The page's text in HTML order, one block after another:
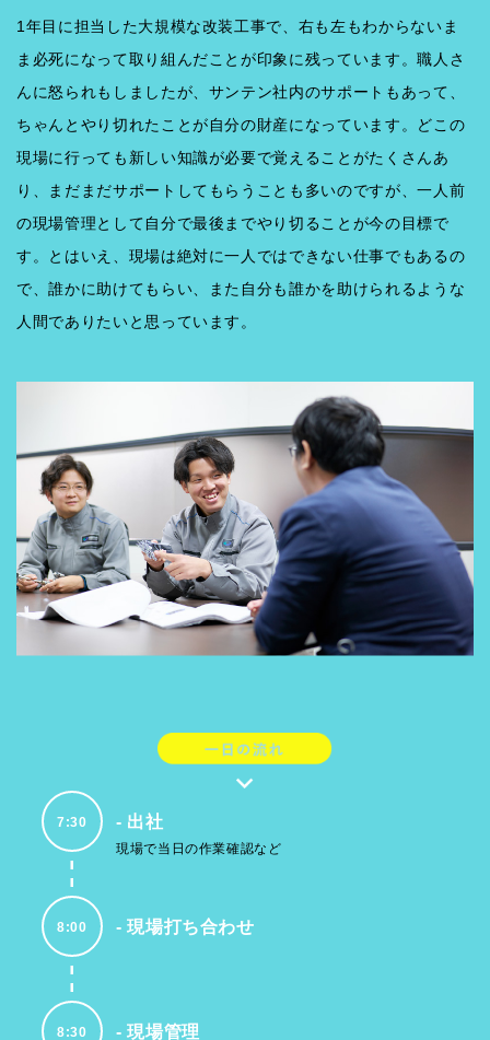
1年目に担当した大規模な改装工事で、右も左もわからないま
ま必死になって取り組んだことが印象に残っています。職人さ
んに怒られもしましたが、サンテン社内のサポートもあって、
ちゃんとやり切れたことが自分の財産になっています。どこの
現場に行っても新しい知識が必要で覚えることがたくさんあ
り、まだまだサポートしてもらうことも多いのですが、一人前
の現場管理として自分で最後までやり切ることが今の目標で
す。とはいえ、現場は絶対に一人ではできない仕事でもあるの
で、誰かに助けてもらい、また自分も誰かを助けられるような
人間でありたいと思っています。
7:30 出社
現場で当日の作業確認など
8:00 現場打ち合わせ
8:30 現場管理